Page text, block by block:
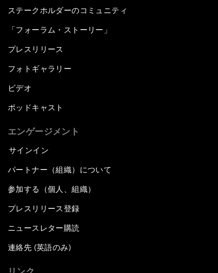
ステークホルダーのコミュニティ
「フォーラム・ストーリー」
プレスリリース
フォトギャラリー
ビデオ
ポッドキャスト
エンゲージメント
サインイン
パートナー（組織）について
参加する（個人、組織）
プレスリリース登録
ニュースレター購読
連絡先 (英語のみ)